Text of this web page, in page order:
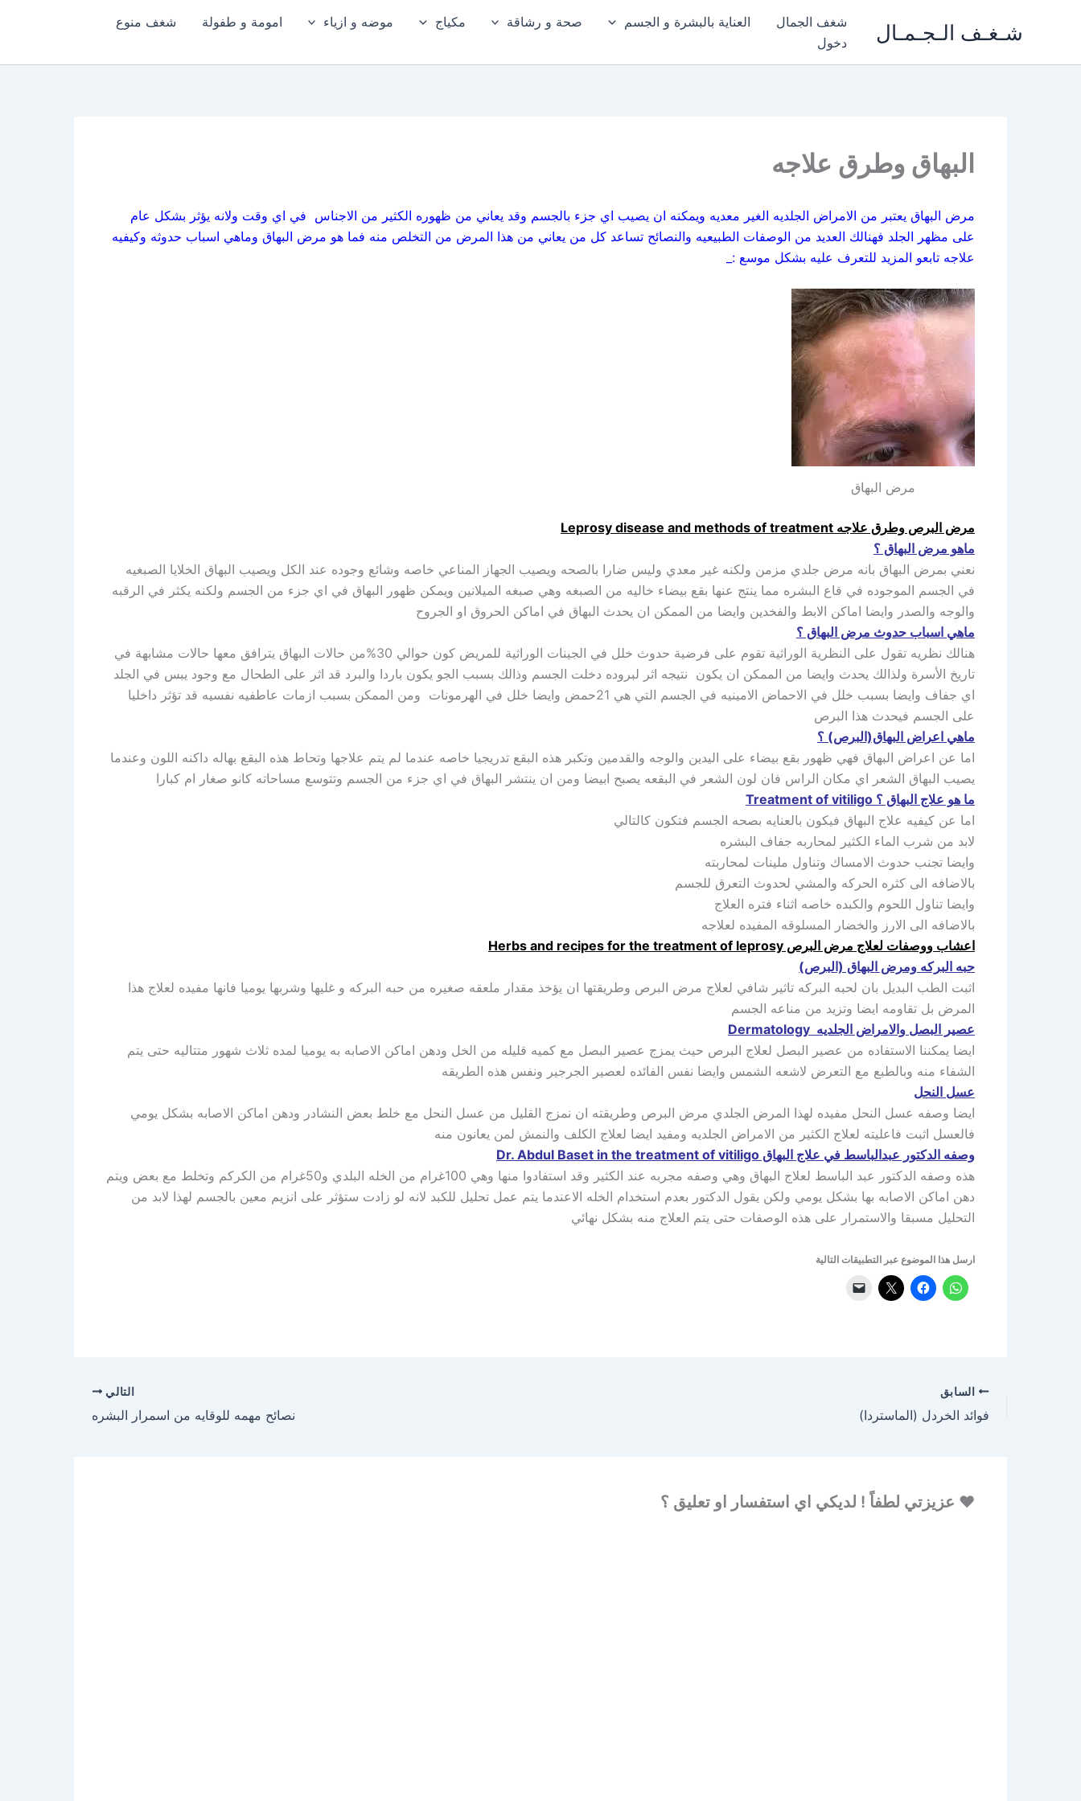
شـغـف الـجـمـال شغف الجمال العناية بالبشرة و الجسم صحة و رشاقة مكياج موضه و ازياء امومة و طفولة
شغف منوع
دخول
البهاق وطرق علاجه
مرض البهاق يعتبر من الامراض الجلديه الغير معديه ويمكنه ان يصيب اي جزء بالجسم وقد يعاني من ظهوره الكثير من الاجناس في اي وقت ولانه يؤثر بشكل عام
على مظهر الجلد فهنالك العديد من الوصفات الطبيعيه والنصائح تساعد كل من يعاني من هذا المرض من التخلص منه فما هو مرض البهاق وماهي اسباب حدوثه وكيفيه
علاجه تابعو المزيد للتعرف عليه بشكل موسع :_
مرض البهاق
مرض البرص وطرق علاجه Leprosy disease and methods of treatment
ماهو مرض البهاق ؟
نعني بمرض البهاق بانه مرض جلدي مزمن ولكنه غير معدي وليس ضارا بالصحه ويصيب الجهاز المناعي خاصه وشائع وجوده عند الكل ويصيب البهاق الخلايا الصبغيه
في الجسم الموجوده في قاع البشره مما ينتج عنها بقع بيضاء خاليه من الصبغه وهي صبغه الميلانين ويمكن ظهور البهاق في اي جزء من الجسم ولكنه يكثر في الرقبه
والوجه والصدر وايضا اماكن الابط والفخدين وايضا من الممكن ان يحدث البهاق في اماكن الحروق او الجروح
ماهي اسباب حدوث مرض البهاق ؟
هنالك نظريه تقول على النظرية الوراثية تقوم على فرضية حدوث خلل في الجينات الوراثية للمريض كون حوالي 30%من حالات البهاق يترافق معها حالات مشابهة في
تاريخ الأسرة ولذالك يحدث وايضا من الممكن ان يكون نتيجه اثر لبروده دخلت الجسم وذالك بسبب الجو يكون باردا والبرد قد اثر على الطحال مع وجود يبس في الجلد
اي جفاف وايضا بسبب خلل في الاحماض الامينيه في الجسم التي هي 21حمض وايضا خلل في الهرمونات ومن الممكن بسبب ازمات عاطفيه نفسيه قد تؤثر داخليا
على الجسم فيحدث هذا البرص
ماهي اعراض البهاق(البرص) ؟
اما عن اعراض البهاق فهي ظهور بقع بيضاء على اليدين والوجه والقدمين وتكبر هذه البقع تدريجيا خاصه عندما لم يتم علاجها وتحاط هذه البقع بهاله داكنه اللون وعندما
يصيب البهاق الشعر اي مكان الراس فان لون الشعر في البقعه يصبح ابيضا ومن ان ينتشر البهاق في اي جزء من الجسم وتتوسع مساحاته كانو صغار ام كبارا
ما هو علاج البهاق ؟ Treatment of vitiligo
اما عن كيفيه علاج البهاق فيكون بالعنايه بصحه الجسم فتكون كالتالي
لابد من شرب الماء الكثير لمحاربه جفاف البشره
وايضا تجنب حدوث الامساك وتناول ملينات لمحاربته
بالاضافه الى كثره الحركه والمشي لحدوث التعرق للجسم
وايضا تناول اللحوم والكبده خاصه اثناء فتره العلاج
بالاضافه الى الارز والخضار المسلوقه المفيده لعلاجه
اعشاب ووصفات لعلاج مرض البرص Herbs and recipes for the treatment of leprosy
حبه البركه ومرض البهاق (البرص)
اثبت الطب البديل بان لحبه البركه تاثير شافي لعلاج مرض البرص وطريقتها ان يؤخذ مقدار ملعقه صغيره من حبه البركه و غليها وشربها يوميا فانها مفيده لعلاج هذا
المرض بل تقاومه ايضا وتزيد من مناعه الجسم
عصير البصل والامراض الجلديه Dermatology
ايضا يمكننا الاستفاده من عصير البصل لعلاج البرص حيث يمزج عصير البصل مع كميه قليله من الخل ودهن اماكن الاصابه به يوميا لمده ثلاث شهور متتاليه حتى يتم
الشفاء منه وبالطبع مع التعرض لاشعه الشمس وايضا نفس الفائده لعصير الجرجير ونفس هذه الطريقه
عسل النحل
ايضا وصفه عسل النحل مفيده لهذا المرض الجلدي مرض البرص وطريقته ان نمزج القليل من عسل النحل مع خلط بعض النشادر ودهن اماكن الاصابه بشكل يومي
فالعسل اثبت فاعليته لعلاج الكثير من الامراض الجلديه ومفيد ايضا لعلاج الكلف والنمش لمن يعانون منه
وصفه الدكتور عبدالباسط في علاج البهاق Dr. Abdul Baset in the treatment of vitiligo
هذه وصفه الدكتور عبد الباسط لعلاج البهاق وهي وصفه مجربه عند الكثير وقد استفادوا منها وهي 100غرام من الخله البلدي و50غرام من الكركم وتخلط مع بعض ويتم
دهن اماكن الاصابه بها بشكل يومي ولكن يقول الدكتور بعدم استخدام الخله الاعندما يتم عمل تحليل للكبد لانه لو زادت ستؤثر على انزيم معين بالجسم لهذا لابد من
التحليل مسبقا والاستمرار على هذه الوصفات حتى يتم العلاج منه بشكل نهائي
ارسل هذا الموضوع عبر التطبيقات التالية
السابق
فوائد الخردل (الماستردا)
التالي
نصائح مهمه للوقايه من اسمرار البشره
♥ عزيزتي لطفاً ! لديكي اي استفسار او تعليق ؟